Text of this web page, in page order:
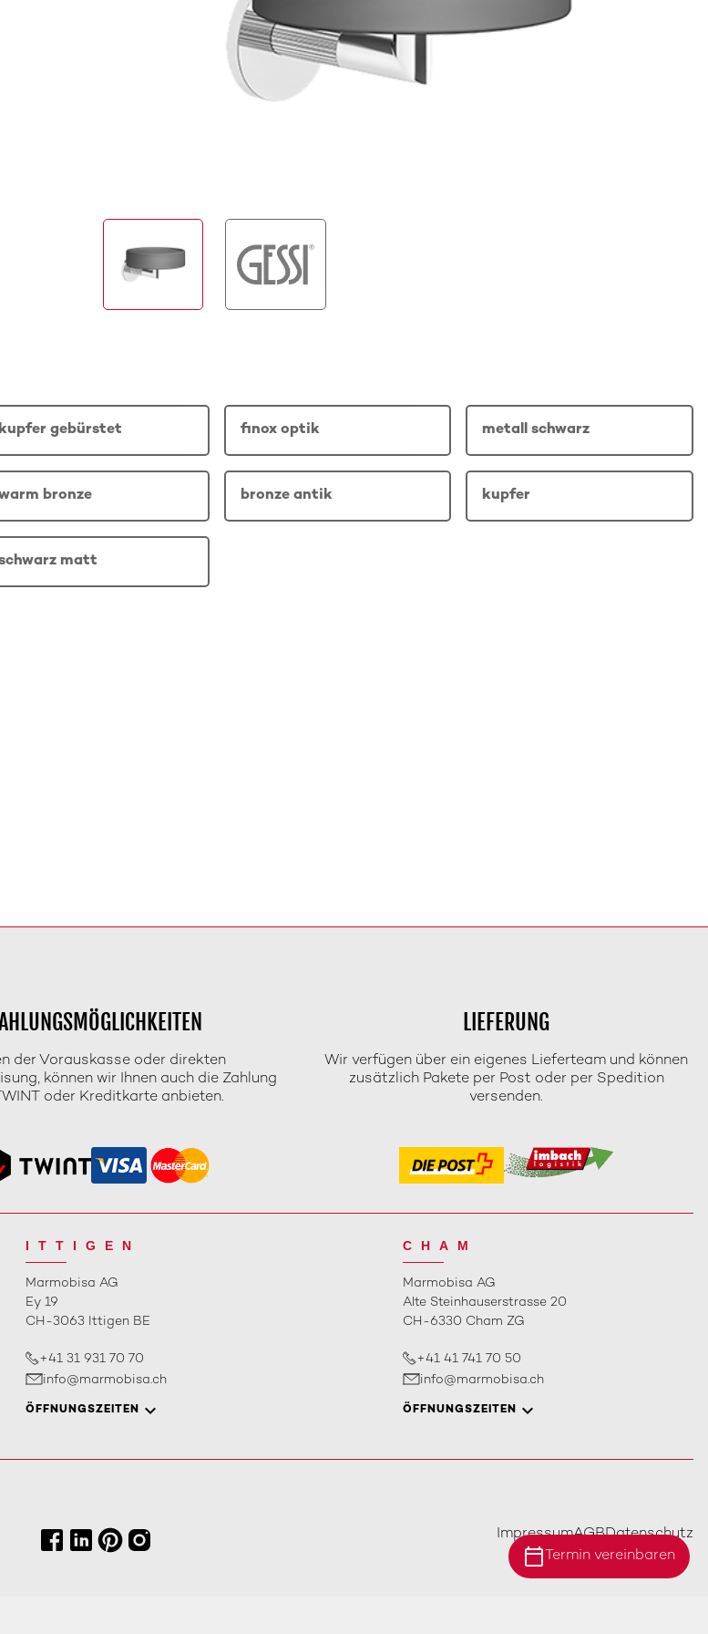
kupfer gebürstet finox optik metall schwarz
bronze bronze antik kupfer
matt
der Vorauskasse oder direkten
können wir Ihnen auch die Zahlung
oder Kreditkarte anbieten.
LIEFERUNG
Wir verfügen über ein eigenes Lieferteam und können
zusätzlich Pakete per Post oder per Spedition
versenden.
calendar_today Termin vereinbaren
ITTIGEN
Marmobisa AG
Ey 19
CH-3063 Ittigen BE
+41 31 931 70 70
info@marmobisa.ch
ÖFFNUNGSZEITEN
CHAM
Marmobisa AG
Alte Steinhauserstrasse 20
CH-6330 Cham ZG
+41 41 741 70 50
info@marmobisa.ch
ÖFFNUNGSZEITEN
ImpressumAGBDatenschutz